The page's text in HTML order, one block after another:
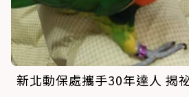
新北動保處攜手30年達人 揭